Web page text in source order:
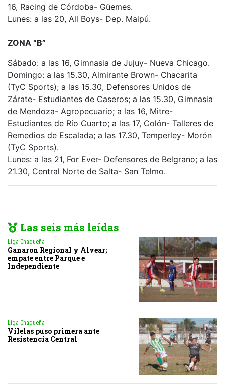
16, Racing de Córdoba- Güemes.
Lunes: a las 20, All Boys- Dep. Maipú.
ZONA “B”
Sábado: a las 16, Gimnasia de Jujuy- Nueva Chicago.
Domingo: a las 15.30, Almirante Brown- Chacarita
(TyC Sports); a las 15.30, Defensores Unidos de
Zárate- Estudiantes de Caseros; a las 15.30, Gimnasia
de Mendoza- Agropecuario; a las 16, Mitre-
Estudiantes de Río Cuarto; a las 17, Colón- Talleres de
Remedios de Escalada; a las 17.30, Temperley- Morón
(TyC Sports).
Lunes: a las 21, For Ever- Defensores de Belgrano; a las
21.30, Central Norte de Salta- San Telmo.
Las seis más leídas
Liga Chaqueña
Ganaron Regional y Alvear;
empate entre Parque e
Independiente
Liga Chaqueña
Vilelas puso primera ante
Resistencia Central